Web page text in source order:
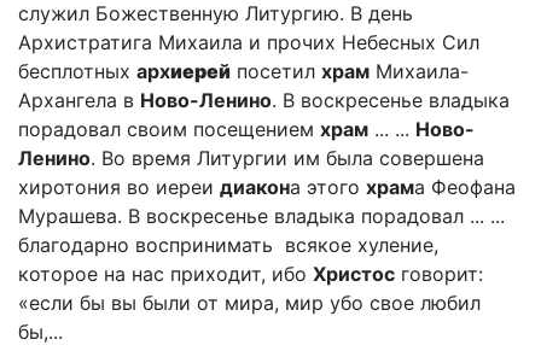
служил Божественную Литургию. В день
Архистратига Михаила и прочих Небесных Сил
бесплотных архиерей посетил храм Михаила-
Архангела в Ново-Ленино. В воскресенье владыка
порадовал своим посещением храм ... ... Ново-
Ленино. Во время Литургии им была совершена
хиротония во иереи диакона этого храма Феофана
Мурашева. В воскресенье владыка порадовал ... ...
благодарно воспринимать всякое хуление,
которое на нас приходит, ибо Христос говорит:
«если бы вы были от мира, мир убо свое любил
бы,...